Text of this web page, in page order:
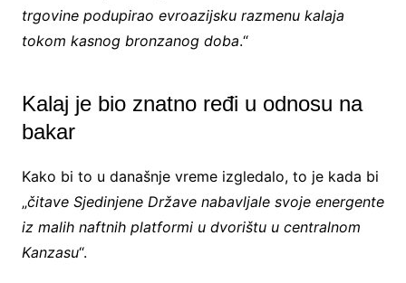
trgovine podupirao evroazijsku razmenu kalaja
tokom kasnog bronzanog doba.“
Kalaj je bio znatno ređi u odnosu na
bakar
Kako bi to u današnje vreme izgledalo, to je kada bi
„čitave Sjedinjene Države nabavljale svoje energente
iz malih naftnih platformi u dvorištu u centralnom
Kanzasu“.